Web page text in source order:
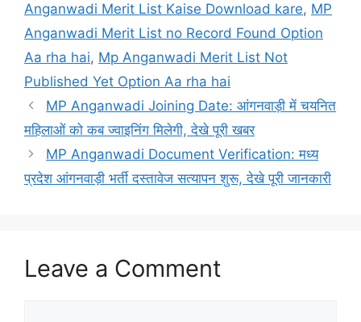
Anganwadi Merit List Kaise Download kare, MP
Anganwadi Merit List no Record Found Option
Aa rha hai, Mp Anganwadi Merit List Not
Published Yet Option Aa rha hai
MP Anganwadi Joining Date: आंगनवाड़ी में चयनित
महिलाओं को कब ज्वाइनिंग मिलेगी, देखे पूरी खबर
MP Anganwadi Document Verification: मध्य
प्रदेश आंगनवाड़ी भर्ती दस्तावेज सत्यापन शुरू, देखे पूरी जानकारी
Leave a Comment